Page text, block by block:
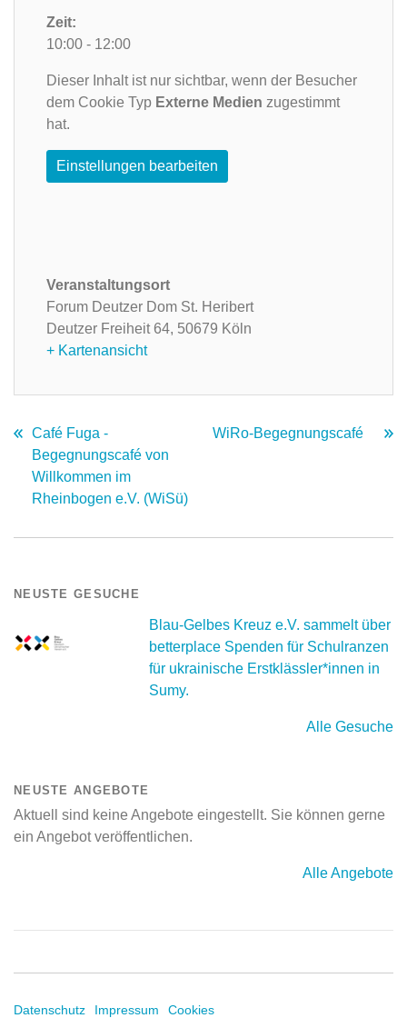
Zeit:
10:00 - 12:00
Dieser Inhalt ist nur sichtbar, wenn der Besucher
dem Cookie Typ Externe Medien zugestimmt
hat.
Einstellungen bearbeiten
Veranstaltungsort
Forum Deutzer Dom St. Heribert
Deutzer Freiheit 64, 50679 Köln
+ Kartenansicht
Café Fuga -
Begegnungscafé von
Willkommen im
Rheinbogen e.V. (WiSü)
WiRo-Begegnungscafé
NEUSTE GESUCHE
Blau-Gelbes Kreuz e.V. sammelt über
betterplace Spenden für Schulranzen
für ukrainische Erstklässler*innen in
Sumy.
Alle Gesuche
NEUSTE ANGEBOTE
Aktuell sind keine Angebote eingestellt. Sie können gerne
ein Angebot veröffentlichen.
Alle Angebote
Datenschutz Impressum Cookies